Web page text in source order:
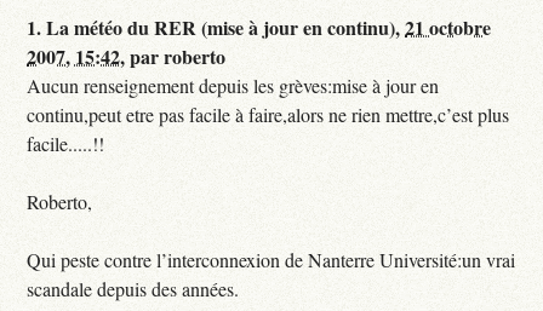
1.La météo du RER (mise à jour en continu),21 octobre
2007, 15:42,parroberto
Aucun renseignement depuis les grèves:mise à jour en
continu,peut etre pas facile à faire,alors ne rien mettre,c’est plus
facile.....!!
Roberto,
Qui peste contre l’interconnexion de Nanterre Université:un vrai
scandale depuis des années.